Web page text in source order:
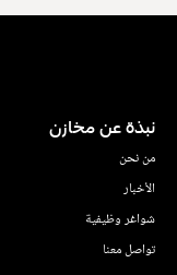
نبذة عن مخازن
من نحن
الأخبار
شواغر وظيفية
تواصل معنا